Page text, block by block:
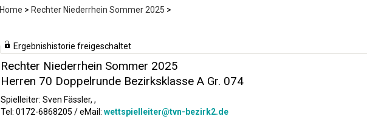
Home > Rechter Niederrhein Sommer 2025 >
Ergebnishistorie freigeschaltet
Rechter Niederrhein Sommer 2025
Herren 70 Doppelrunde Bezirksklasse A Gr. 074
Spielleiter: Sven Fässler, ,
Tel: 0172-6868205 / eMail: wettspielleiter@tvn-bezirk2.de